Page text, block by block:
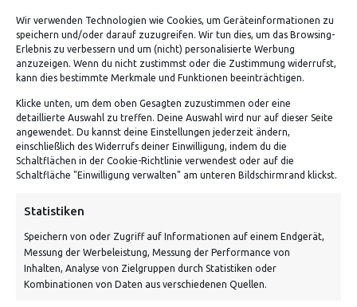
Wir verwenden Technologien wie Cookies, um Geräteinformationen zu
speichern und/oder darauf zuzugreifen. Wir tun dies, um das Browsing-
Erlebnis zu verbessern und um (nicht) personalisierte Werbung
anzuzeigen. Wenn du nicht zustimmst oder die Zustimmung widerrufst,
kann dies bestimmte Merkmale und Funktionen beeinträchtigen.
Klicke unten, um dem oben Gesagten zuzustimmen oder eine
detaillierte Auswahl zu treffen. Deine Auswahl wird nur auf dieser Seite
angewendet. Du kannst deine Einstellungen jederzeit ändern,
einschließlich des Widerrufs deiner Einwilligung, indem du die
Schaltflächen in der Cookie-Richtlinie verwendest oder auf die
Schaltfläche "Einwilligung verwalten" am unteren Bildschirmrand klickst.
Statistiken
Speichern von oder Zugriff auf Informationen auf einem Endgerät,
Messung der Werbeleistung, Messung der Performance von
Inhalten, Analyse von Zielgruppen durch Statistiken oder
Kombinationen von Daten aus verschiedenen Quellen.
ADRESSE
Von Tiling GmbH
Kontakt: Mo - Fr von 10:00 bis 18:00 Uhr
info@vontiling.de